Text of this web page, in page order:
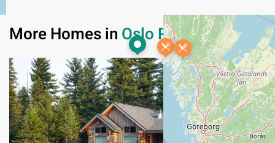
More Homes in Oslo Region